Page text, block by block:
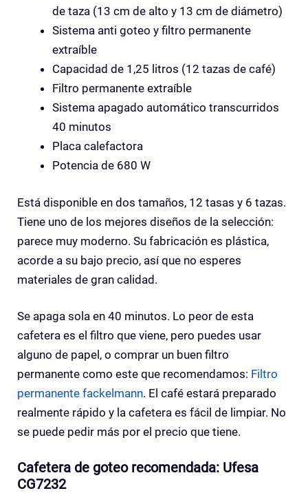
de taza (13 cm de alto y 13 cm de diámetro)
Sistema anti goteo y filtro permanente
extraíble
Capacidad de 1,25 litros (12 tazas de café)
Filtro permanente extraíble
Sistema apagado automático transcurridos
40 minutos
Placa calefactora
Potencia de 680 W
Está disponible en dos tamaños, 12 tasas y 6 tazas.
Tiene uno de los mejores diseños de la selección:
parece muy moderno. Su fabricación es plástica,
acorde a su bajo precio, así que no esperes
materiales de gran calidad.
Se apaga sola en 40 minutos. Lo peor de esta
cafetera es el filtro que viene, pero puedes usar
alguno de papel, o comprar un buen filtro
permanente como este que recomendamos: Filtro
permanente fackelmann. El café estará preparado
realmente rápido y la cafetera es fácil de limpiar. No
se puede pedir más por el precio que tiene.
Cafetera de goteo recomendada: Ufesa
CG7232